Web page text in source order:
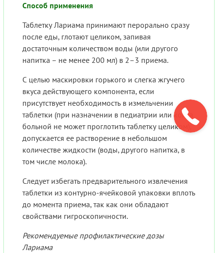
Способ применения
Таблетку Лариама принимают перорально сразу
после еды, глотают целиком, запивая
достаточным количеством воды (или другого
напитка – не менее 200 мл) в 2–3 приема.
С целью маскировки горького и слегка жгучего
вкуса действующего компонента, если
присутствует необходимость в измельчении
таблетки (при назначении в педиатрии или когда
больной не может проглотить таблетку целиком),
допускается ее растворение в небольшом
количестве жидкости (воды, другого напитка, в
том числе молока).
Следует избегать предварительного извлечения
таблетки из контурно-ячейковой упаковки вплоть
до момента приема, так как они обладают
свойствами гигроскопичности.
Рекомендуемые профилактические дозы
Лариама